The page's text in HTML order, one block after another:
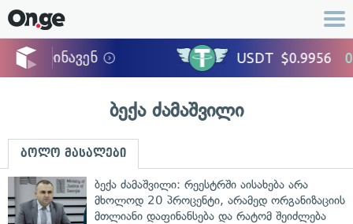
ბექა ძამაშვილი
ბოლო მასალები
ბექა ძამაშვილი: რეესტრში აისახება არა
მხოლოდ 20 პროცენტი, არამედ ორგანიზაციის
მთლიანი დაფინანსება და რატომ შეიძლება